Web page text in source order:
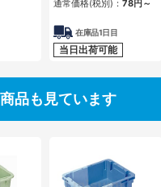
通常価格(税別)： 78円～
在庫品1日目
当日出荷可能
品も見ています